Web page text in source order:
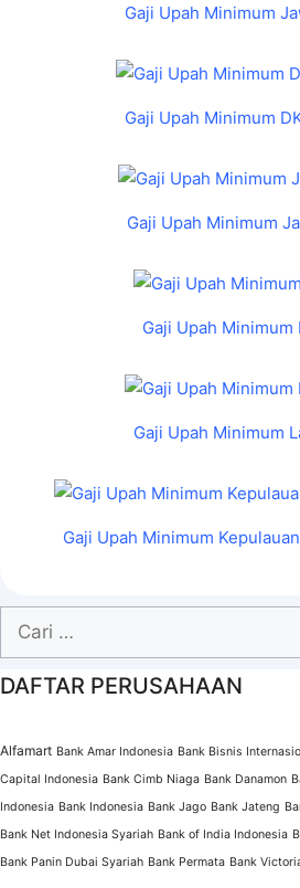
Gaji Upah Minimum
Gaji Upah Minimum
Gaji Upah Minimum
Gaji Upah Minimum
Gaji Upah Minimum
Gaji Upah Minimum
Cari
DAFTAR PERUSAHAAN
Alfamart Bank Amar Indonesia Bank Bisnis
Capital Indonesia Bank Cimb Niaga Bank Danamon
Indonesia Bank Indonesia Bank Jago Bank Jateng
Bank Net Indonesia Syariah Bank of India Indonesia
Bank Panin Dubai Syariah Bank Permata Bank